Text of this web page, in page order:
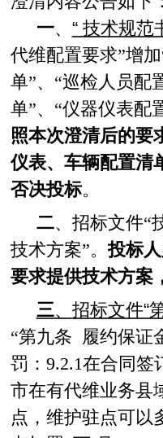
一、 “ 技术规范
代维配置要求”增
单”、“巡检人员配
单”、“仪器仪表配
照本次澄清后的要
仪表、车辆配置清
否决投标。
二、招标文件“
技术方案”。投标
要求提供技术方案
三、 招标文件“
“第九条 履约保证
罚：9.2.1在合同签
市在有代维业务县
点，维护驻点可以